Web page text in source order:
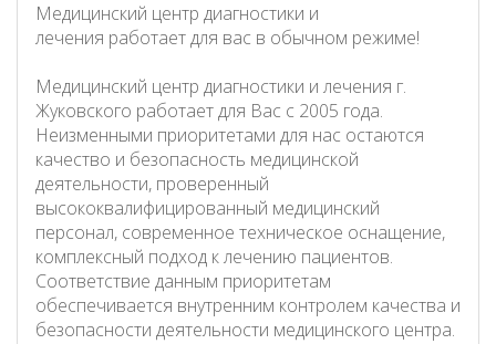
Медицинский центр диагностики и
лечения работает для вас в обычном режиме!
Медицинский центр диагностики и лечения г.
Жуковского работает для Вас с 2005 года.
Неизменными приоритетами для нас остаются
качество и безопасность медицинской
деятельности, проверенный
высококвалифицированный медицинский
персонал, современное техническое оснащение,
комплексный подход к лечению пациентов.
Соответствие данным приоритетам
обеспечивается внутренним контролем качества и
безопасности деятельности медицинского центра.